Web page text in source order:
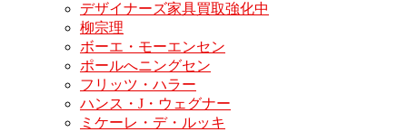
デザイナーズ家具買取強化中
柳宗理
ボーエ・モーエンセン
ポールへニングセン
フリッツ・ハラー
ハンス・J・ウェグナー
ミケーレ・デ・ルッキ